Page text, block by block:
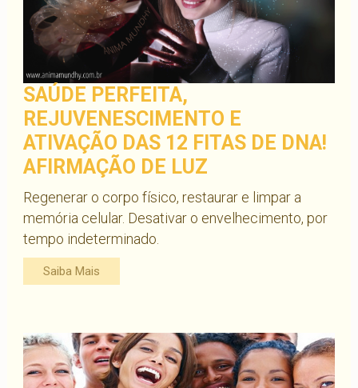
SAÚDE PERFEITA,
REJUVENESCIMENTO E
ATIVAÇÃO DAS 12 FITAS DE DNA!
AFIRMAÇÃO DE LUZ
Regenerar o corpo físico, restaurar e limpar a
memória celular. Desativar o envelhecimento, por
tempo indeterminado.
Saiba Mais